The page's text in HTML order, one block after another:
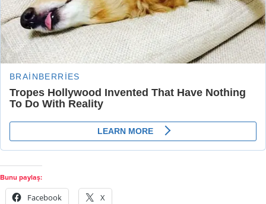
Bunu paylaş:
Facebook X